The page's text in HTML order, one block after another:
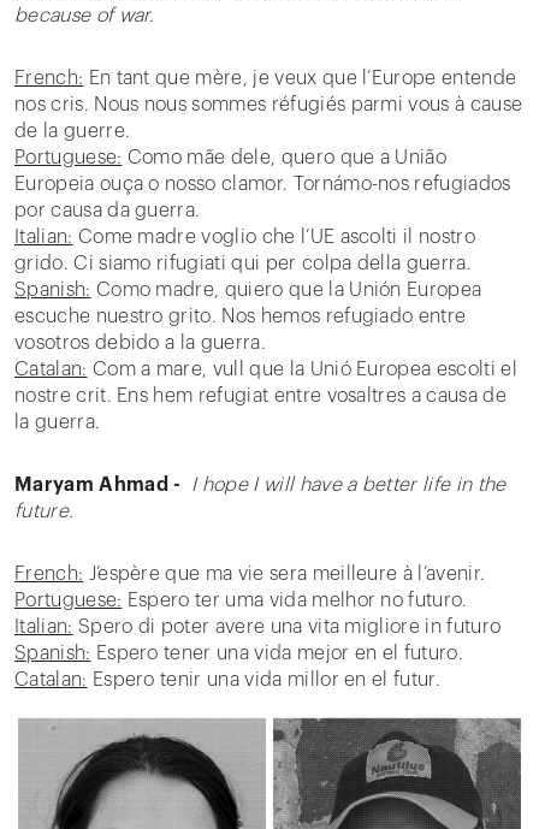
because of war.
French: En tant que mère, je veux que l’Europe entende
nos cris. Nous nous sommes réfugiés parmi vous à cause
de la guerre.
Portuguese: Como mãe dele, quero que a União
Europeia ouça o nosso clamor. Tornámo-nos refugiados
por causa da guerra.
Italian: Come madre voglio che l’UE ascolti il nostro
grido. Ci siamo rifugiati qui per colpa della guerra.
Spanish: Como madre, quiero que la Unión Europea
escuche nuestro grito. Nos hemos refugiado entre
vosotros debido a la guerra.
Catalan: Com a mare, vull que la Unió Europea escolti el
nostre crit. Ens hem refugiat entre vosaltres a causa de
la guerra.
Maryam Ahmad -
I hope I will have a better life in the
future.
French: J’espère que ma vie sera meilleure à l’avenir.
Portuguese: Espero ter uma vida melhor no futuro.
Italian: Spero di poter avere una vita migliore in futuro
Spanish: Espero tener una vida mejor en el futuro.
Catalan: Espero tenir una vida millor en el futur.